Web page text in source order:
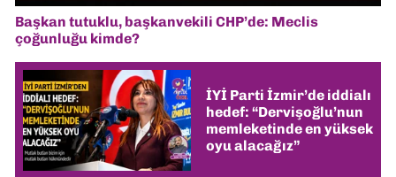
Başkan tutuklu, başkanvekili CHP’de: Meclis
çoğunluğu kimde?
İYİ Parti İzmir’de iddialı
hedef: “Dervişoğlu’nun
memleketinde en yüksek
oyu alacağız”